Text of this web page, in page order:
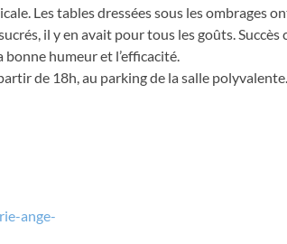
Les tables dressées sous les ombrages
il y en avait pour tous les goûts. Succès
humeur et l’efficacité.
de 18h, au parking de la salle polyvalente.
ange-